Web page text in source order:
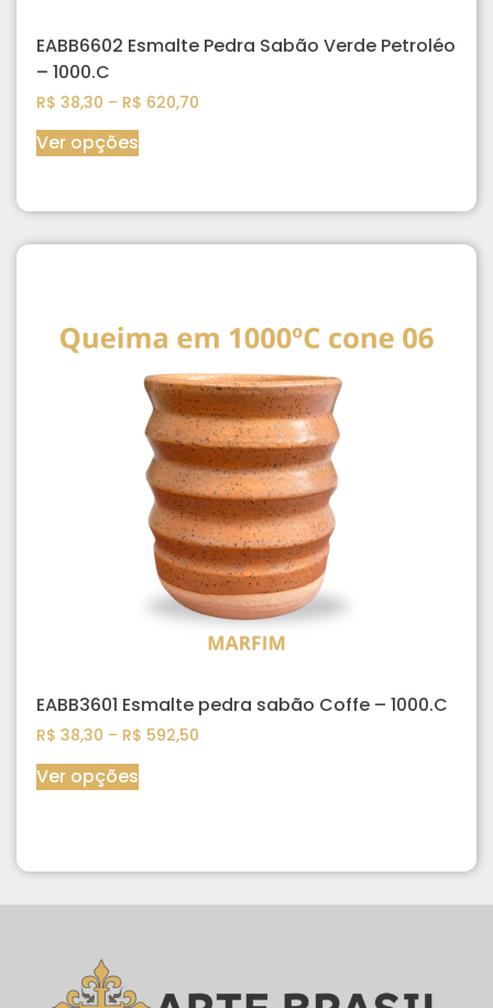
EABB6602 Esmalte Pedra Sabão Verde Petroléo
– 1000.C
R$ 38,30 – R$ 620,70
Ver opções
EABB3601 Esmalte pedra sabão Coffe – 1000.C
R$ 38,30 – R$ 592,50
Ver opções